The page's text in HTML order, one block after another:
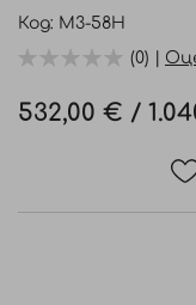
със
Код M3-58H
(0) |
532,00 € /